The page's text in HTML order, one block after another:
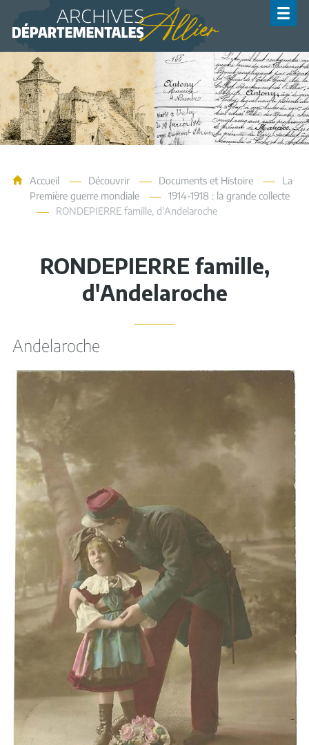
Archives de l'Allier
Accueil Découvrir Documents et Histoire
La
Première guerre mondiale
1914-1918 : la grande collecte
RONDEPIERRE famille, d'Andelaroche
RONDEPIERRE famille,
d'Andelaroche
Andelaroche